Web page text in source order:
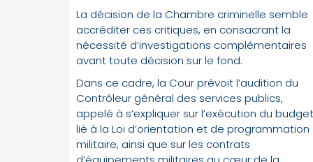
La décision de la Chambre criminelle semble
accréditer ces critiques, en consacrant la
nécessité d’investigations complémentaires
avant toute décision sur le fond.
Dans ce cadre, la Cour prévoit l’audition du
Contrôleur général des services publics,
appelé à s’expliquer sur l’exécution du budget
lié à la Loi d’orientation et de programmation
militaire, ainsi que sur les contrats